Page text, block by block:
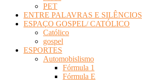
PET
ENTRE PALAVRAS E SILÊNCIOS
ESPAÇO GOSPEL/ CATÓLICO
Católico
gospel
ESPORTES
Automobislismo
Fórmula 1
Fórmula E